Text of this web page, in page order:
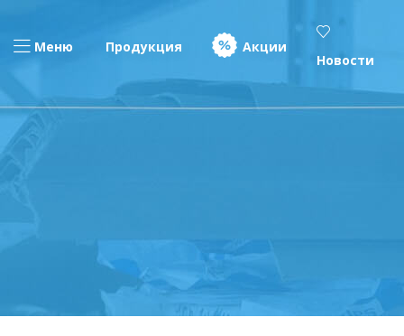
Меню Продукция
Акции
Новости